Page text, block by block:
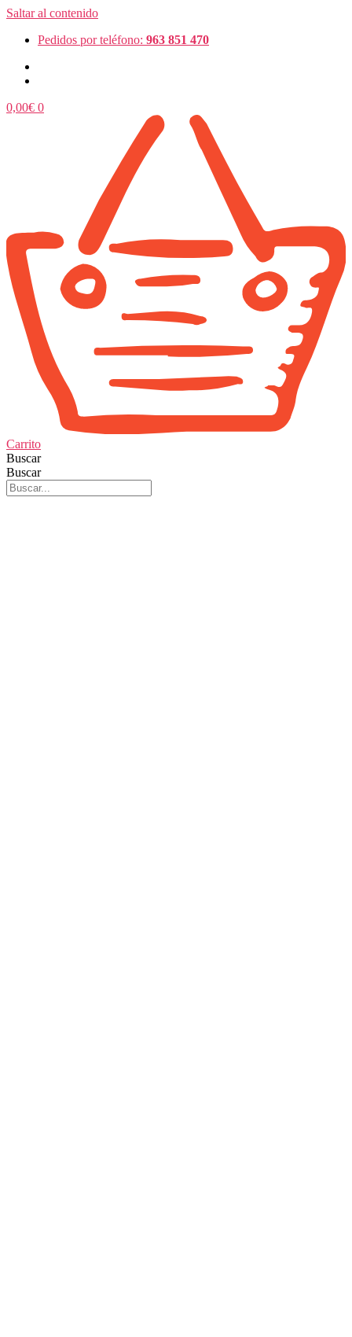
Saltar al contenido
Pedidos por teléfono: 963 851 470
0,00€ 0
Carrito
Buscar
Buscar